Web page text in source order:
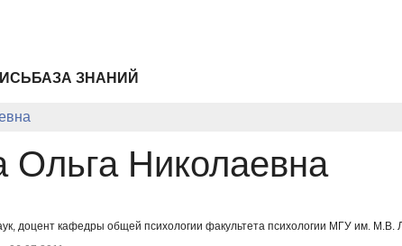
БАЗА ЗНАНИЙ
Ольга Николаевна
доцент кафедры общей психологии факультета психологии МГУ им.